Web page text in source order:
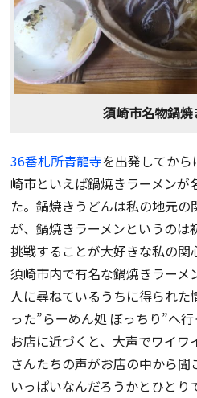
須崎市名物鍋
36番札所青龍寺を出発してか
崎市といえば鍋焼きラーメンが
た。鍋焼きうどんは私の地元
が、鍋焼きラーメンというのは
挑戦することが大好きな私の関
須崎市内で有名な鍋焼きラーメ
人に尋ねているうちに得られ
った”らーめん処 ぼっちり”へ行
お店に近づくと、大声でワイワ
さんたちの声がお店の中から
いっぱいなんだろうかとひとり